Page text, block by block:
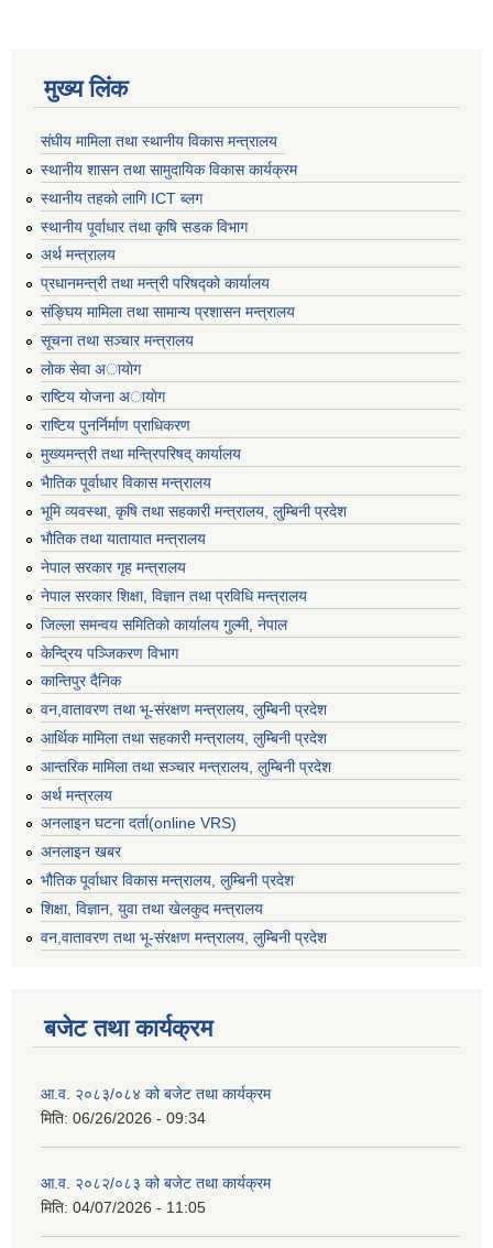
मुख्य लिंक
संघीय मामिला तथा स्थानीय विकास मन्त्रालय
स्थानीय शासन तथा सामुदायिक विकास कार्यक्रम
स्थानीय तहको लागि ICT ब्लग
स्थानीय पूर्वाधार तथा कृषि सडक विभाग
अर्थ मन्त्रालय
प्रधानमन्त्री तथा मन्त्री परिषद्काे कार्यालय
संङ्घिय मामिला तथा सामान्य प्रशासन मन्त्रालय
सूचना तथा सञ्चार मन्त्रालय
लाेक सेवा अायाेग
राष्टिय याेजना अायाेग
राष्टिय पुनर्निर्माण प्राधिकरण
मुख्यमन्त्री तथा मन्त्रिपरिषद् कार्यालय
भैातिक पूर्वाधार विकास मन्त्रालय
भूमि व्यवस्था, कृषि तथा सहकारी मन्त्रालय, लु्म्बिनी प्रदेश
भाैतिक तथा यातायात मन्त्रालय
नेपाल सरकार गृह मन्त्रालय
नेपाल सरकार शिक्षा, विज्ञान तथा प्रविधि मन्त्रालय
जिल्ला समन्वय समितिको कार्यालय गुल्मी, नेपाल
केन्द्रिय पञ्जिकरण विभाग
कान्तिपुर दैनिक
वन,वातावरण तथा भू-संरक्षण मन्त्रालय, लुम्बिनी प्रदेश
आर्थिक मामिला तथा सहकारी मन्त्रालय, लुम्बिनी प्रदेश
आन्तरिक मामिला तथा सञ्चार मन्त्रालय, लुम्बिनी प्रदेश
अर्थ मन्त्रलय
अनलाइन घटना दर्ता(online VRS)
अनलाइन खबर
भौतिक पूर्वाधार विकास मन्त्रालय, लुम्बिनी प्रदेश
शिक्षा, विज्ञान, युवा तथा खेलकुद मन्‍‍त्रालय
वन,वातावरण तथा भू-संरक्षण मन्त्रालय, लुम्बिनी प्रदेश
बजेट तथा कार्यक्रम
आ.व. २०८३/०८४ को बजेट तथा कार्यक्रम
मिति: 06/26/2026 - 09:34
आ.व. २०८२/०८३ को बजेट तथा कार्यक्रम
मिति: 04/07/2026 - 11:05